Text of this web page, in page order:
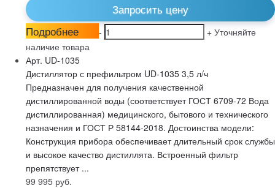
Запросить цену
Подробнее
- + Уточняйте
наличие товара
Арт. UD-1035
Дистиллятор с префильтром UD-1035 3,5 л/ч
Предназначен для получения качественной
дистиллированной воды (соответствует ГОСТ 6709-72 Вода
дистиллированная) медицинского, бытового и технического
назначения и ГОСТ Р 58144-2018. Достоинства модели:
Конструкция прибора обеспечивает длительный срок службы
и высокое качество дистиллята. Встроенный фильтр
препятствует ...
99 995 руб.